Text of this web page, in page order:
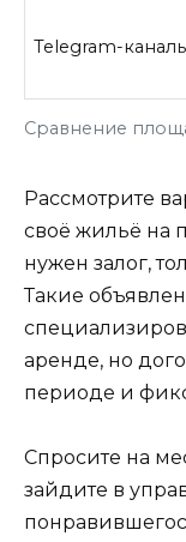
Сравнение
Telegram-
Рассмотрите
своё жильё на
нужен залог,
Такие
аренде, но
периоде и
Спросите на
зайдите в